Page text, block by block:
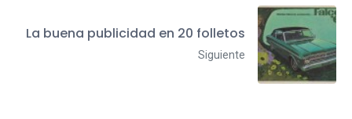
La buena publicidad en 20 folletos
Siguiente